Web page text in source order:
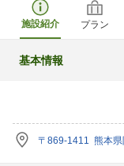
施設紹介 プラン
基本情報
〒869-1411 熊本県